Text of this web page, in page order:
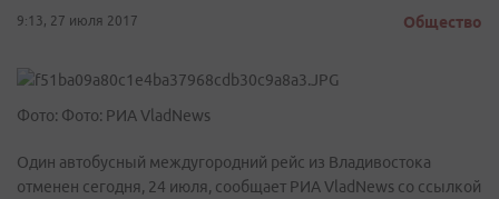
9:13, 27 июля 2017 Общество
Фото: Фото: РИА VladNews
Один автобусный междугородний рейс из Владивостока
отменен сегодня, 24 июля, сообщает РИА VladNews со ссылкой